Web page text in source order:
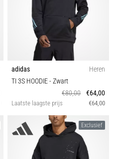
adidas
Heren
TI 3S HOODIE- Zwart
€80,00
€64,00
Laatste laagste prijs €64,00
Exclusief